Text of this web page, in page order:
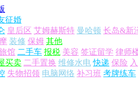
征婚
皇后区 艾姆赫斯特 曼哈顿 长岛&新
装修 保姆 其他
馆 二手车 报税 美容 签证留学 律师
买卖 二手置换 维修水电 快递 保险
失物招领 电脑网络 补习班 考牌练车